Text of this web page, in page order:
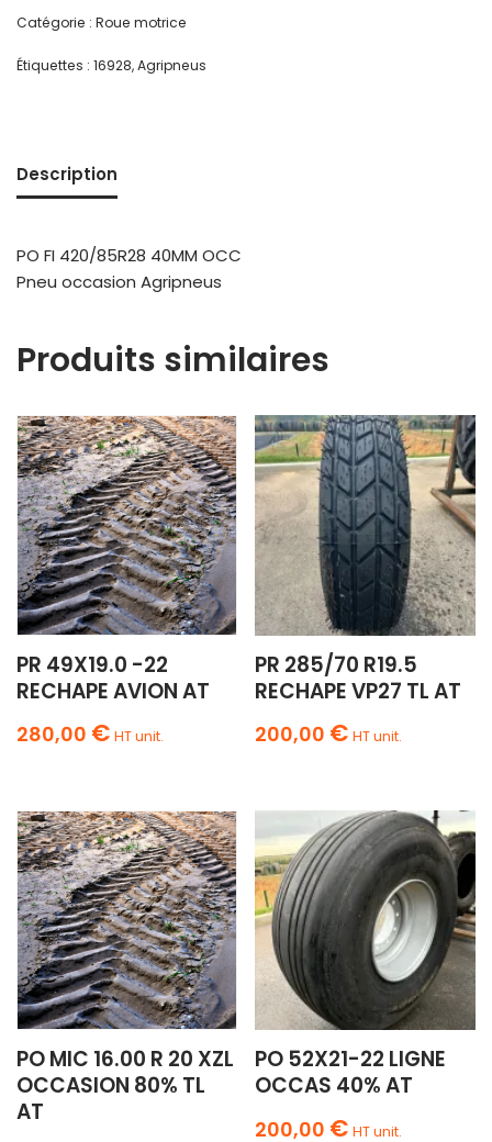
Catégorie : Roue motrice
Étiquettes : 16928,Agripneus
Description
PO FI 420/85R28 40MM OCC
Pneu occasion Agripneus
Produits similaires
PR 49X19.0 -22
RECHAPE AVION AT
280,00 € HT unit.
PR 285/70 R19.5
RECHAPE VP27 TL AT
200,00 € HT unit.
PO MIC 16.00 R 20 XZL
OCCASION 80% TL
AT
PO 52X21-22 LIGNE
OCCAS 40% AT
200,00 € HT unit.